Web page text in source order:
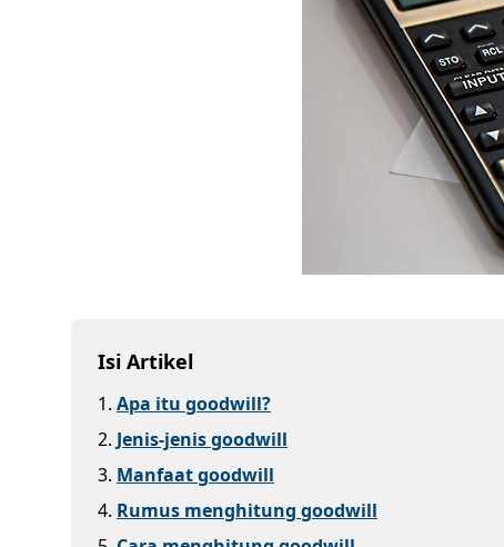
Isi Artikel
1. Apa itu goodwill?
2. Jenis-jenis goodwill
3. Manfaat goodwill
4. Rumus menghitung goodwill